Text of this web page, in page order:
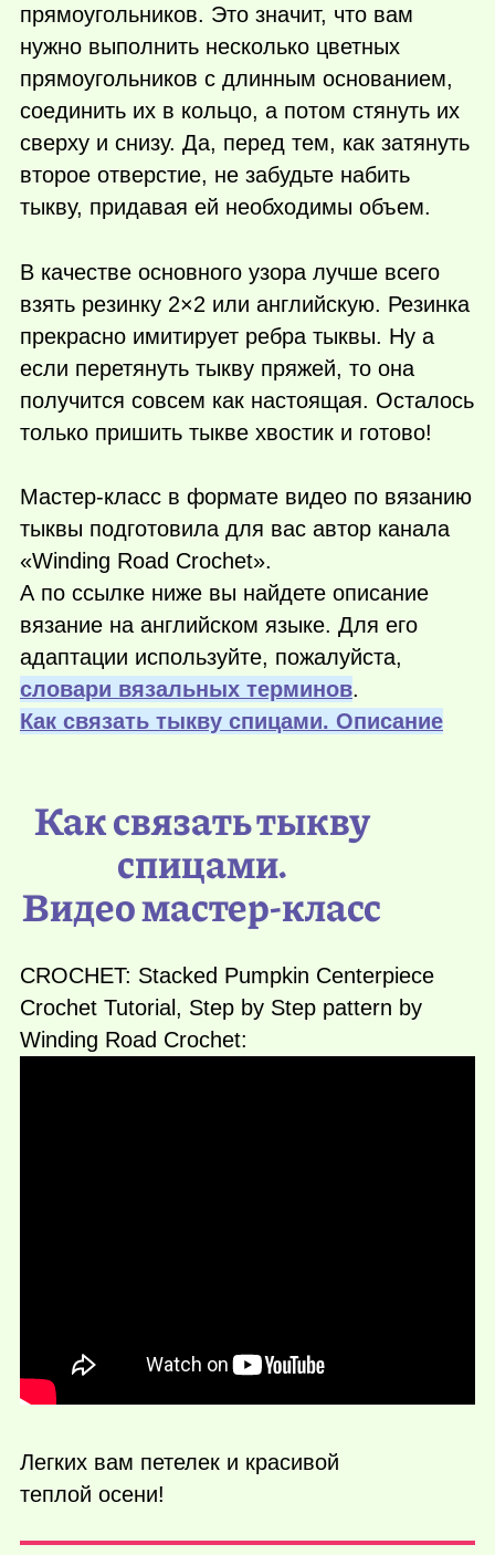
прямоугольников. Это значит, что вам
нужно выполнить несколько цветных
прямоугольников с длинным основанием,
соединить их в кольцо, а потом стянуть их
сверху и снизу. Да, перед тем, как затянуть
второе отверстие, не забудьте набить
тыкву, придавая ей необходимы объем.
В качестве основного узора лучше всего
взять резинку 2×2 или английскую. Резинка
прекрасно имитирует ребра тыквы. Ну а
если перетянуть тыкву пряжей, то она
получится совсем как настоящая. Осталось
только пришить тыкве хвостик и готово!
Мастер-класс в формате видео по вязанию
тыквы подготовила для вас автор канала
«Winding Road Crochet».
А по ссылке ниже вы найдете описание
вязание на английском языке. Для его
адаптации используйте, пожалуйста,
словари вязальных терминов.
Как связать тыкву спицами. Описание
Как связать тыкву
спицами.
Видео мастер-класс
CROCHET: Stacked Pumpkin Centerpiece
Crochet Tutorial, Step by Step pattern by
Winding Road Crochet:
Легких вам петелек и красивой
теплой осени!